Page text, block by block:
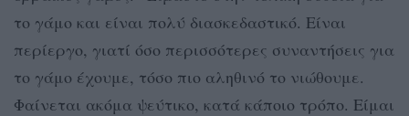
το γάμο και είναι πολύ διασκεδαστικό. Είναι
περίεργο, γιατί όσο περισσότερες συναντήσεις για
το γάμο έχουμε, τόσο πιο αληθινό το νιώθουμε.
Φαίνεται ακόμα ψεύτικο, κατά κάποιο τρόπο. Είμαι